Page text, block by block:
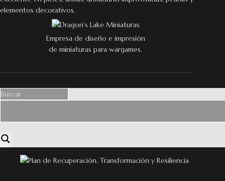
elementos decorativos.
Empresa de diseño e impresión
de miniaturas para wargames.